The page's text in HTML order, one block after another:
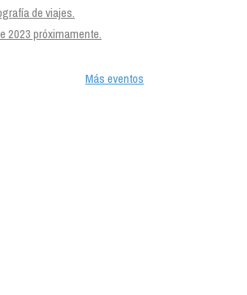
de viajes.
2023 próximamente.
Más eventos